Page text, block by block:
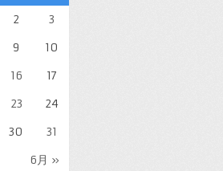
6月 »
2
3
9
10
16
17
23
24
30 31